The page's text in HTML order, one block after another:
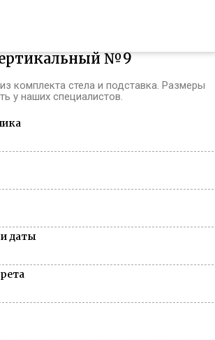
№9
комплекта стела и подставка. Размеры
у наших специалистов.
даты